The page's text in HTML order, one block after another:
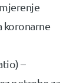
koronarne
–